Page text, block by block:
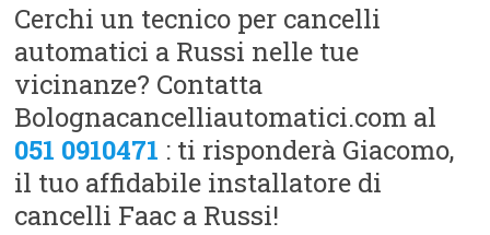
Cerchi un tecnico per cancelli
automatici a Russi nelle tue
vicinanze? Contatta
Bolognacancelliautomatici.com al
051 0910471 : ti risponderà Giacomo,
il tuo affidabile installatore di
cancelli Faac a Russi!